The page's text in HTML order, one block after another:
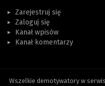
Zarejestruj się
Zaloguj się
Kanał wpisów
Kanał komentarzy
Wszelkie demotywatory w